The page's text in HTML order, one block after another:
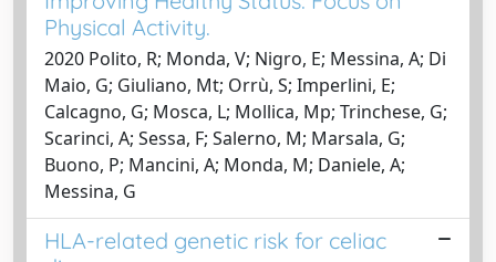
Physical Activity.
2020 Polito, R; Monda, V; Nigro, E; Messina, A; Di
Maio, G; Giuliano, Mt; Orrù, S; Imperlini, E;
Calcagno, G; Mosca, L; Mollica, Mp; Trinchese, G;
Scarinci, A; Sessa, F; Salerno, M; Marsala, G;
Buono, P; Mancini, A; Monda, M; Daniele, A;
Messina, G
HLA-related genetic risk for celiac